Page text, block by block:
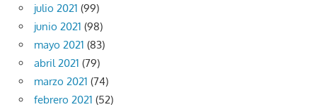
julio 2021 (99)
junio 2021 (98)
mayo 2021 (83)
abril 2021 (79)
marzo 2021 (74)
febrero 2021 (52)